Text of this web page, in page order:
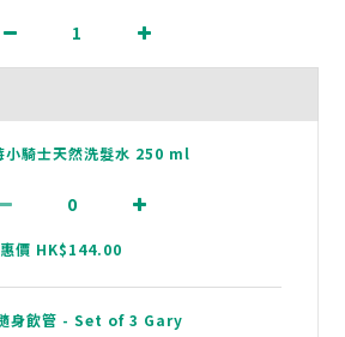
騎士天然洗髮水 250 ml
價 HK$144.00
身飲管 - Set of 3 Gary